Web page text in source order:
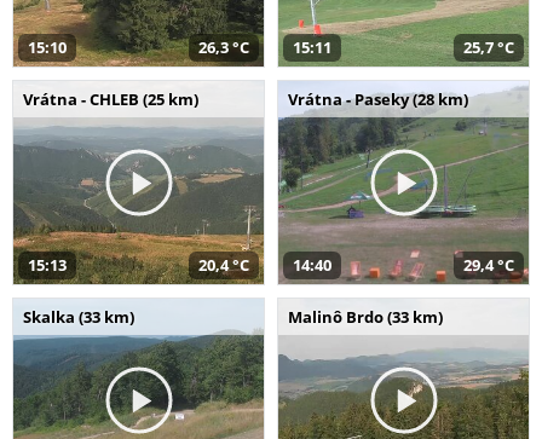
15:10 26,3 °C 15:11 25,7 °C
Vrátna - CHLEB (25 km)
15:13 20,4 °C
Vrátna - Paseky (28 km)
14:40 29,4 °C
Skalka (33 km) Malinô Brdo (33 km)